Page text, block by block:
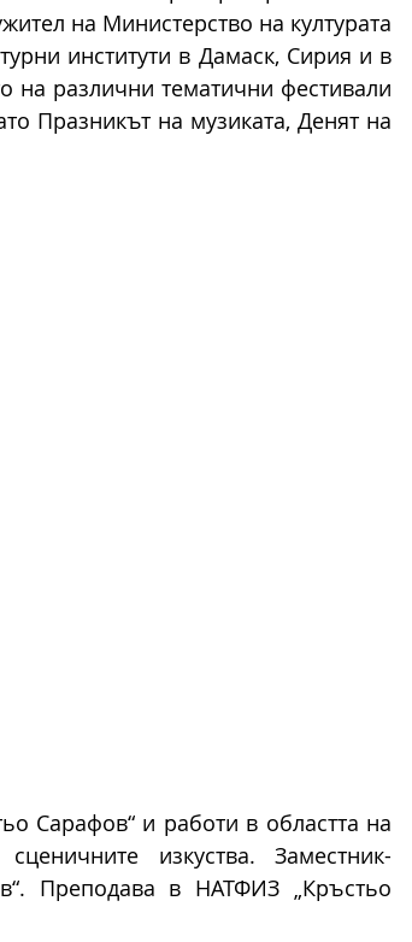
на Министерство на културата
институти в Дамаск, Сирия и в
на различни тематични фестивали
Празникът на музиката, Денят на
Сарафов“ и работи в областта на
изкуства. Заместник-
Преподава в НАТФИЗ „Кръстьо